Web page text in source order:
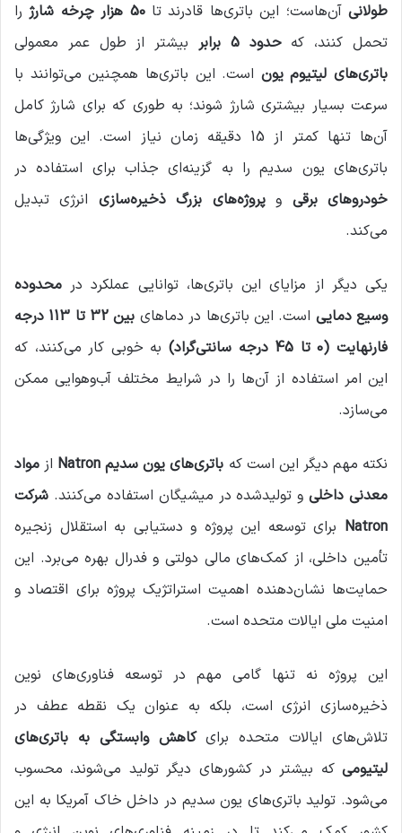
طولانیآن‌هاست؛ این باتری‌ها قادرند تا50 هزار چرخه شارژ
را
تحمل کنند، کهحدود 5 برابر
بیشتر از طول عمر معمولی
باتری‌های لیتیوم یون است. این باتری‌ها همچنین می‌توانند با
سرعت بسیار بیشتری شارژ شوند؛ به طوری که برای شارژ کامل
آن‌ها تنها کمتر از 15 دقیقه زمان نیاز است. این ویژگی‌ها
باتری‌های یون سدیم را به گزینه‌ای جذاب برای استفاده در
خودروهای برقی وپروژه‌های بزرگ ذخیره‌سازی انرژی تبدیل
می‌کند.
یکی دیگر از مزایای این باتری‌ها، توانایی عملکرد در محدوده
وسیع دمایی است. این باتری‌ها در دماهای
بین 32 تا 113 درجه
فارنهایت (0 تا 45 درجه سانتی‌گراد)
به خوبی کار می‌کنند، که
این امر استفاده از آن‌ها را در شرایط مختلف آب‌وهوایی ممکن
می‌سازد.
نکته مهم دیگر این است که باتری‌های یون سدیم Natron از مواد
معدنی داخلیو تولیدشده در میشیگان استفاده می‌کنند. شرکت
Natron برای توسعه این پروژه و دستیابی به استقلال زنجیره
تأمین داخلی، از کمک‌های مالی دولتی و فدرال بهره می‌برد. این
حمایت‌ها نشان‌دهنده اهمیت استراتژیک پروژه برای اقتصاد و
امنیت ملی ایالات متحده است.
این پروژه نه تنها گامی مهم در توسعه فناوری‌های نوین
ذخیره‌سازی انرژی است، بلکه به عنوان یک نقطه عطف در
تلاش‌های ایالات متحده برایکاهش وابستگی به باتری‌های
لیتیومی که بیشتر در کشورهای دیگر تولید می‌شوند، محسوب
می‌شود. تولید باتری‌های یون سدیم در داخل خاک آمریکا به این